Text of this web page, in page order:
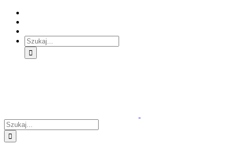
Skip
Treść
główna
Skip
Menu
główne
Skip
Menu
dodatkowe
Szukaj
Szukaj